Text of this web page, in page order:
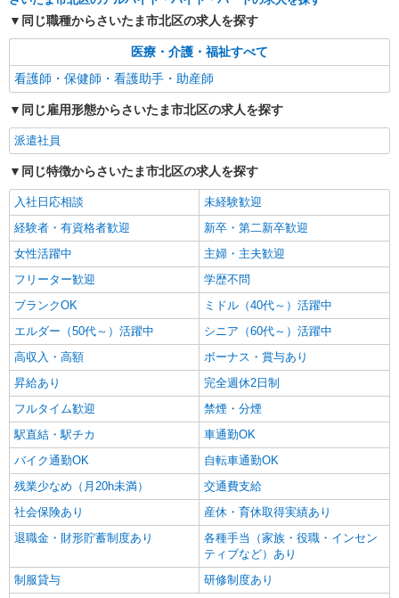
間） ※固定残業時間を超過する場合には超過勤務
手当として別途支給 ・夜勤手当：10,000円/1回
（上記給与とは別に支給） 下記資格をお持ちの方
歓迎 ・認知症介護基礎研修 ・初任者研修 ・実務
者研修 ・介護福祉士 など
キープ 詳細を見る
同じ職種からさいたま市北区の求人を探す
医療・介護・福祉すべて
看護師・保健師・看護助手・助産師
同じ雇用形態からさいたま市北区の求人を探す
派遣社員
同じ特徴からさいたま市北区の求人を探す
入社日応相談
未経験歓迎
経験者・有資格者歓迎
新卒・第二新卒歓迎
女性活躍中
主婦・主夫歓迎
フリーター歓迎
学歴不問
ブランクOK
ミドル（40代～）活躍中
エルダー（50代～）活躍中
シニア（60代～）活躍中
高収入・高額
ボーナス・賞与あり
昇給あり
完全週休2日制
フルタイム歓迎
禁煙・分煙
駅直結・駅チカ
車通勤OK
バイク通勤OK
自転車通勤OK
残業少なめ（月20h未満）
交通費支給
社会保険あり
産休・育休取得実績あり
退職金・財形貯蓄制度あり
各種手当（家族・役職・インセン
ティブなど）あり
制服貸与
研修制度あり